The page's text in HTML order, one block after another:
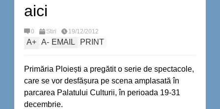
aici
0 Stiri 19/12/2012
A+ A- EMAIL PRINT
Primăria Ploiești a pregătit o serie de spectacole,
care se vor desfășura pe scena amplasată în
parcarea Palatului Culturii, în perioada 19-31
decembrie.